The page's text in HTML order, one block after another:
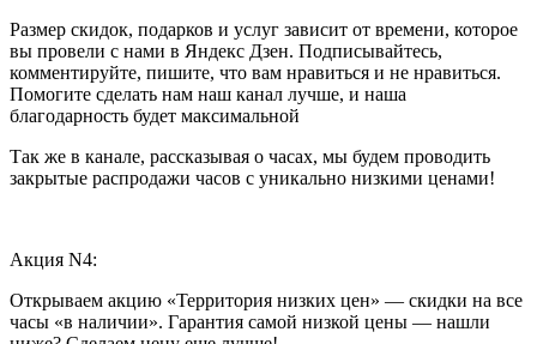
Размер скидок, подарков и услуг зависит от времени, которое
вы провели с нами в Яндекс Дзен. Подписывайтесь,
комментируйте, пишите, что вам нравиться и не нравиться.
Помогите сделать нам наш канал лучше, и наша
благодарность будет максимальной
Так же в канале, рассказывая о часах, мы будем проводить
закрытые распродажи часов с уникально низкими ценами!
Акция N4:
Открываем акцию «Территория низких цен» — скидки на все
часы «в наличии». Гарантия самой низкой цены — нашли